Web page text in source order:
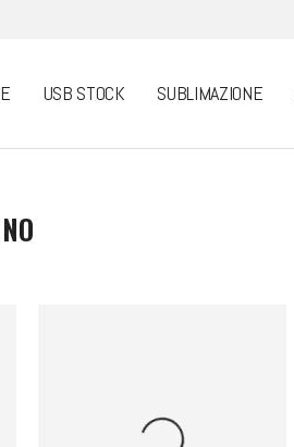
USB STOCK SUBLIMAZIONE